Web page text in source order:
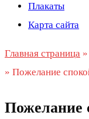
Плакаты
Карта сайта
Главная страница »
» Пожелание
Пожелание